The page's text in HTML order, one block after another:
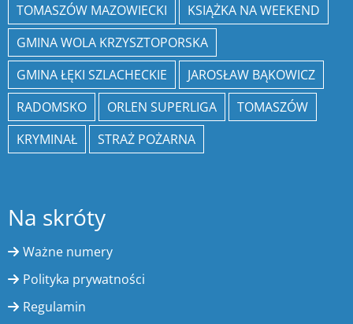
TOMASZÓW MAZOWIECKI
KSIĄŻKA NA WEEKEND
GMINA WOLA KRZYSZTOPORSKA
GMINA ŁĘKI SZLACHECKIE
JAROSŁAW BĄKOWICZ
RADOMSKO
ORLEN SUPERLIGA
TOMASZÓW
KRYMINAŁ
STRAŻ POŻARNA
Na skróty
Ważne numery
Polityka prywatności
Regulamin